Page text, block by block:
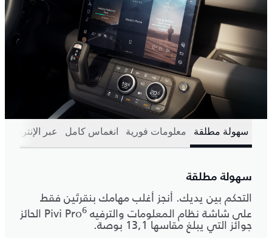
سهولة مطلقة معلومات فورية انغماس كامل عبر الإنترنت
سهولة مطلقة
التحكم بين يديك. أنجز أغلب مهامك بنقرتَين فقط
على شاشة نظام المعلومات والترفيه Pivi Pro 6 ‎ الحائز
جوائز التي يبلغ مقاسها 13,1 بوصة.